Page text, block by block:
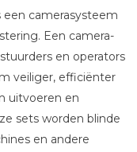
camerasysteem
Een camera-
en operators
veiliger, efficiënter
uitvoeren en
sets worden blinde
en andere